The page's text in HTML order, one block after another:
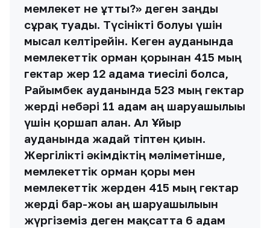
мемлекет не ұтты?» деген заңды
сұрақ туады. Түсінікті болуы үшін
мысал келтірейін. Кеген ауданында
мемлекеттік орман қорынан 415 мың
гектар жер 12 адамға тиесілі болса,
Райымбек ауданында 523 мың гектар
жерді небәрі 11 адам аң шаруашылығы
үшін қоршап алған. Ал Ұйғыр
ауданында жағдай тіптен қиын.
Жергілікті әкімдіктің мәліметінше,
мемлекеттік орман қоры мен
мемлекеттік жерден 415 мың гектар
жерді бар-жоғы аң шаруашылығын
жүргіземіз деген мақсатта 6 адам